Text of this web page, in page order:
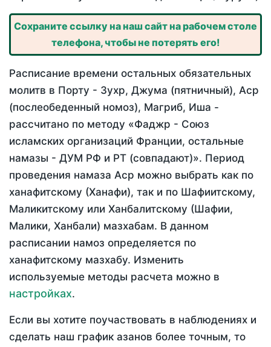
Сохраните ссылку на наш сайт на рабочем столе
телефона, чтобы не потерять его!
Расписание времени остальных обязательных
молитв в Порту - Зухр, Джума (пятничный), Аср
(послеобеденный номоз), Магриб, Иша -
рассчитано по методу «Фаджр - Союз
исламских организаций Франции, остальные
намазы - ДУМ РФ и РТ (совпадают)». Период
проведения намаза Аср можно выбрать как по
ханафитскому (Ханафи), так и по Шафиитскому,
Маликитскому или Ханбалитскому (Шафии,
Малики, Ханбали) мазхабам. В данном
расписании намоз определяется по
ханафитскому мазхабу. Изменить
используемые методы расчета можно в
настройках.
Если вы хотите поучаствовать в наблюдениях и
сделать наш график азанов более точным, то